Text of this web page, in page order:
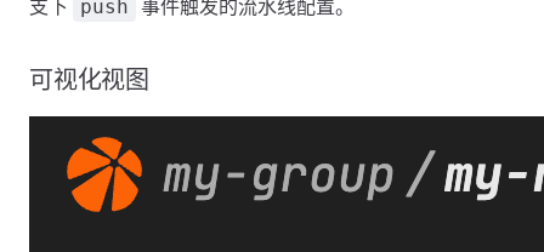
支下 push 事件触发的流水线配置。
可视化视图